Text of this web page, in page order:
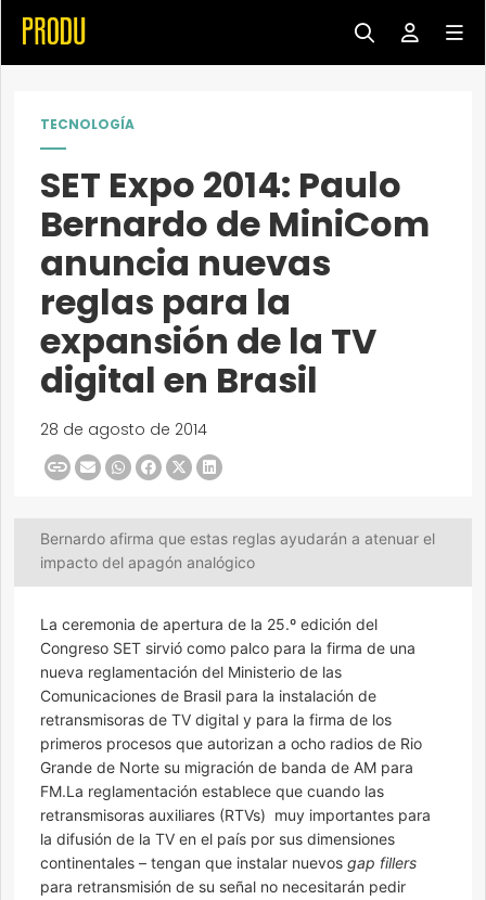
TECNOLOGÍA
SET Expo 2014: Paulo
Bernardo de MiniCom
anuncia nuevas
reglas para la
expansión de la TV
digital en Brasil
28 de agosto de 2014
Bernardo afirma que estas reglas ayudarán a atenuar el
impacto del apagón analógico
La ceremonia de apertura de la 25.º edición del
Congreso SET sirvió como palco para la firma de una
nueva reglamentación del Ministerio de las
Comunicaciones de Brasil para la instalación de
retransmisoras de TV digital y para la firma de los
primeros procesos que autorizan a ocho radios de Rio
Grande de Norte su migración de banda de AM para
FM.La reglamentación establece que cuando las
retransmisoras auxiliares (RTVs)  muy importantes para
la difusión de la TV en el país por sus dimensiones
continentales – tengan que instalar nuevos gap fillers
para retransmisión de su señal no necesitarán pedir